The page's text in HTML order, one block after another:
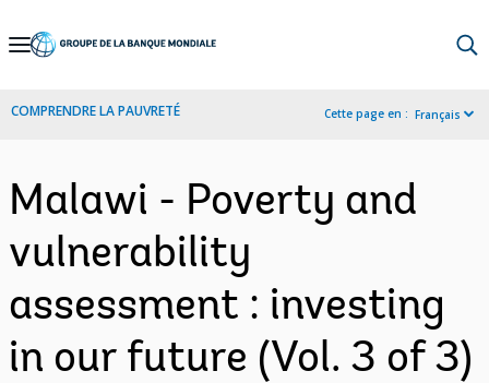
Skip
Navigation
COMPRENDRE LA PAUVRETÉ Cette page en : Français
Malawi - Poverty and
vulnerability
assessment : investing
in our future (Vol. 3 of 3)